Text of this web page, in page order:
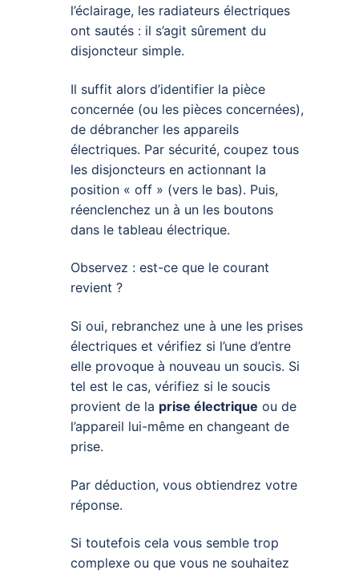
l’éclairage, les radiateurs électriques
ont sautés : il s’agit sûrement du
disjoncteur simple.
Il suffit alors d’identifier la pièce
concernée (ou les pièces concernées),
de débrancher les appareils
électriques. Par sécurité, coupez tous
les disjoncteurs en actionnant la
position « off » (vers le bas). Puis,
réenclenchez un à un les boutons
dans le tableau électrique.
Observez : est-ce que le courant
revient ?
Si oui, rebranchez une à une les prises
électriques et vérifiez si l’une d’entre
elle provoque à nouveau un soucis. Si
tel est le cas, vérifiez si le soucis
provient de la prise électrique ou de
l’appareil lui-même en changeant de
prise.
Par déduction, vous obtiendrez votre
réponse.
Si toutefois cela vous semble trop
complexe ou que vous ne souhaitez